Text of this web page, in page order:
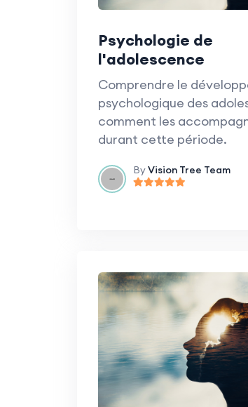
Psychologie de
l'adolescence
Comprendre le
psychologique des
comment les
durant cette période.
ByVision Tree Team